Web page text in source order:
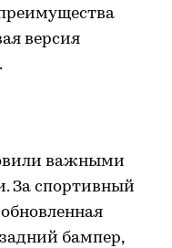
версия
важными
За спортивный
бампер,